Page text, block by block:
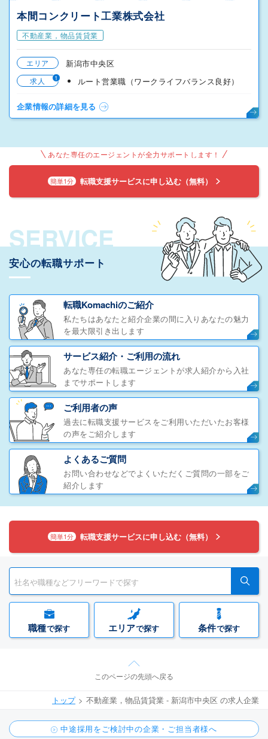
本間コンクリート工業株式会社
不動産業，物品賃貸業
エリア 新潟市中央区
求人 1 ルート営業職（ワークライフバランス良好）
企業情報の詳細を見る
あなた専任のエージェントが全力サポートします！
簡単1分 転職支援サービスに申し込む（無料）
SERVICE
安心の転職サポート
転職Komachiのご紹介
私たちはあなたと紹介企業の間に入りあなたの魅力
を最大限引き出します
サービス紹介・ご利用の流れ
あなた専任の転職エージェントが求人紹介から入社
までサポートします
ご利用者の声
過去に転職支援サービスをご利用いただいたお客様
の声をご紹介します
よくあるご質問
お問い合わせなどでよくいただくご質問の一部をご
紹介します
簡単1分 転職支援サービスに申し込む（無料）
職種で探す エリアで探す 条件で探す
このページの先頭へ戻る
トップ 不動産業，物品賃貸業 - 新潟市中央区 の求人企業
中途採用をご検討中の企業・ご担当者様へ